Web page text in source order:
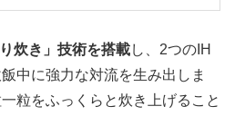
り炊き」技術を搭載し、2つのIH
中に強力な対流を生み出しま
粒をふっくらと炊き上げること